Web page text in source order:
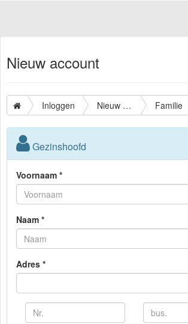
Nieuw account
Inloggen Nieuw account Familie
Gezinshoofd
Voornaam *
Naam *
Adres *